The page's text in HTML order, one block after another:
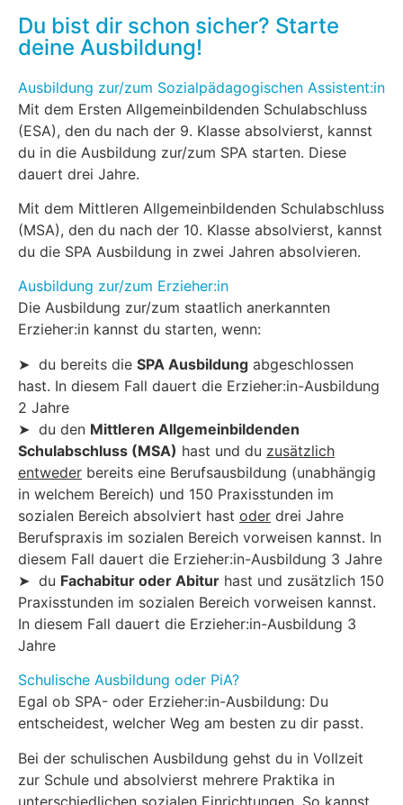
Du bist dir schon sicher? Starte
deine Ausbildung!
Ausbildung zur/zum Sozialpädagogischen Assistent:in
Mit dem Ersten Allgemeinbildenden Schulabschluss
(ESA), den du nach der 9. Klasse absolvierst, kannst
du in die Ausbildung zur/zum SPA starten. Diese
dauert drei Jahre.
Mit dem Mittleren Allgemeinbildenden Schulabschluss
(MSA), den du nach der 10. Klasse absolvierst, kannst
du die SPA Ausbildung in zwei Jahren absolvieren.
Ausbildung zur/zum Erzieher:in
Die Ausbildung zur/zum staatlich anerkannten
Erzieher:in kannst du starten, wenn:
➤ du bereits die SPA Ausbildung abgeschlossen
hast. In diesem Fall dauert die Erzieher:in-Ausbildung
2 Jahre
➤ du den Mittleren Allgemeinbildenden
Schulabschluss (MSA) hast und du zusätzlich
entweder bereits eine Berufsausbildung (unabhängig
in welchem Bereich) und 150 Praxisstunden im
sozialen Bereich absolviert hast oder drei Jahre
Berufspraxis im sozialen Bereich vorweisen kannst. In
diesem Fall dauert die Erzieher:in-Ausbildung 3 Jahre
➤ du Fachabitur oder Abitur hast und zusätzlich 150
Praxisstunden im sozialen Bereich vorweisen kannst.
In diesem Fall dauert die Erzieher:in-Ausbildung 3
Jahre
Schulische Ausbildung oder PiA?
Egal ob SPA- oder Erzieher:in-Ausbildung: Du
entscheidest, welcher Weg am besten zu dir passt.
Bei der schulischen Ausbildung gehst du in Vollzeit
zur Schule und absolvierst mehrere Praktika in
unterschiedlichen sozialen Einrichtungen. So kannst